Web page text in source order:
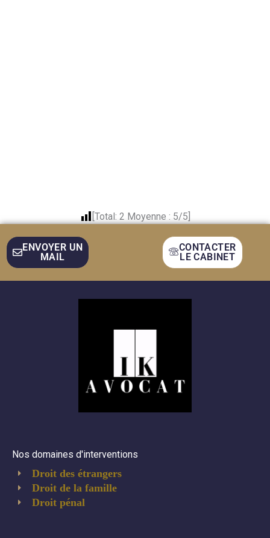
[Total: 2 Moyenne : 5/5]
ENVOYER UN
MAIL
CONTACTER
LE CABINET
Nos domaines d'interventions
Droit des étrangers
Droit de la famille
Droit pénal